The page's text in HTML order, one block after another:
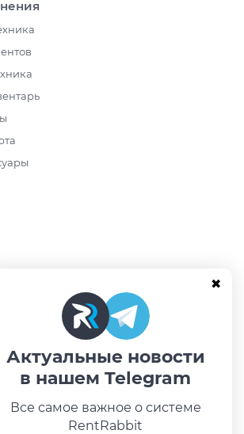
Актуальные новости
в нашем Telegram
Все самое важное о системе
RentRabbit